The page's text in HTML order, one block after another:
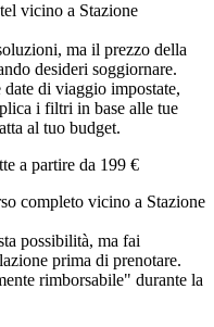
vicino a Stazione
ma il prezzo della
desideri soggiornare.
di viaggio impostate,
i filtri in base alle tue
al tuo budget.
a partire da 199 €
completo vicino a Stazione
possibilità, ma fai
prima di prenotare.
rimborsabile" durante la